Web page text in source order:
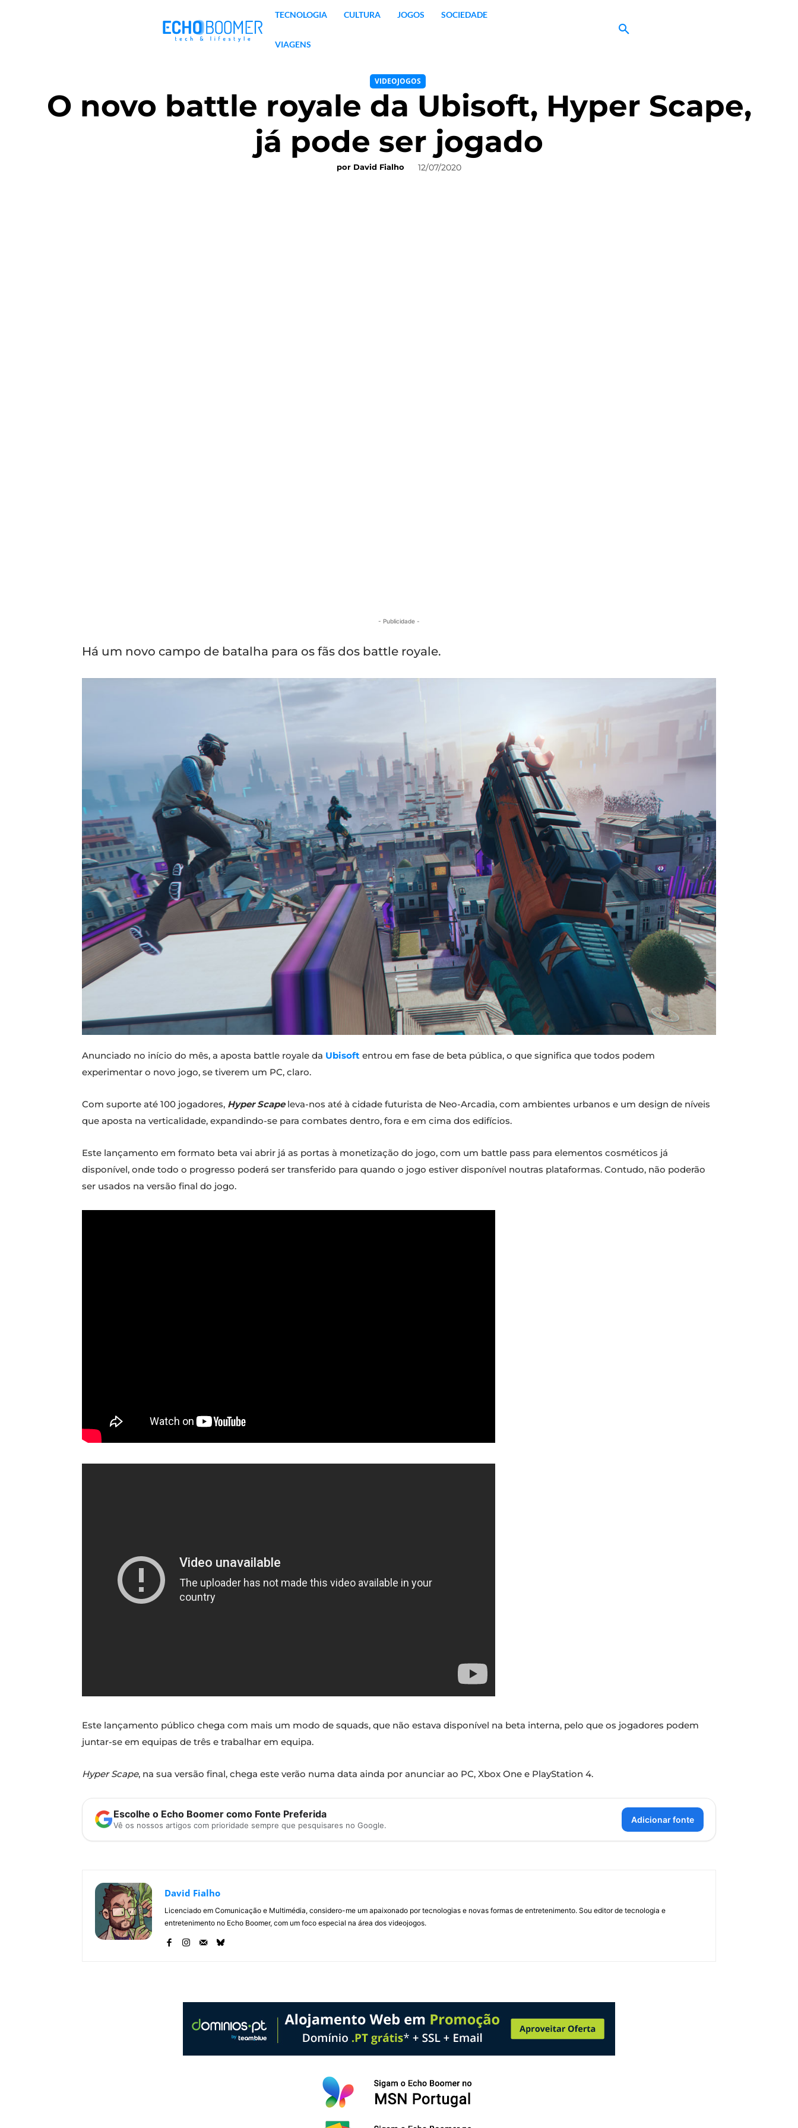
TECNOLOGIA CULTURA JOGOS SOCIEDADE
VIAGENS
VIDEOJOGOS
O novo battle royale da Ubisoft, Hyper Scape,
já pode ser jogado
por David Fialho 12/07/2020
- Publicidade -
Há um novo campo de batalha para os fãs dos battle royale.
Anunciado no início do mês, a aposta battle royale da Ubisoft entrou em fase de beta pública, o que significa que todos podem
experimentar o novo jogo, se tiverem um PC, claro.
Com suporte até 100 jogadores, Hyper Scapeleva-nos até à cidade futurista de Neo-Arcadia, com ambientes urbanos e um design de níveis
que aposta na verticalidade, expandindo-se para combates dentro, fora e em cima dos edifícios.
Este lançamento em formato beta vai abrir já as portas à monetização do jogo, com um battle pass para elementos cosméticos já
disponível, onde todo o progresso poderá ser transferido para quando o jogo estiver disponível noutras plataformas. Contudo, não poderão
ser usados na versão final do jogo.
Este lançamento público chega com mais um modo de squads, que não estava disponível na beta interna, pelo que os jogadores podem
juntar-se em equipas de três e trabalhar em equipa.
Hyper Scape, na sua versão final, chega este verão numa data ainda por anunciar ao PC, Xbox One e PlayStation 4.
Escolhe o Echo Boomer como Fonte Preferida
Vê os nossos artigos com prioridade sempre que pesquisares no Google.
Adicionar fonte
David Fialho
Licenciado em Comunicação e Multimédia, considero-me um apaixonado por tecnologias e novas formas de entretenimento. Sou editor de tecnologia e
entretenimento no Echo Boomer, com um foco especial na área dos videojogos.